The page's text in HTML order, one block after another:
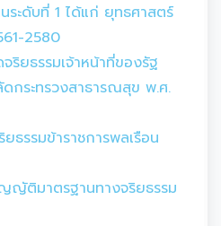
ระดับที่ 1 ได้แก่ ยุทธศาสตร์
2580
ริยธรรมเจ้าหน้าที่ของรัฐ
กระทรวงสาธารณสุข พ.ศ.
ยธรรมข้าราชการพลเรือน
ญัติมาตรฐานทางจริยธรรม